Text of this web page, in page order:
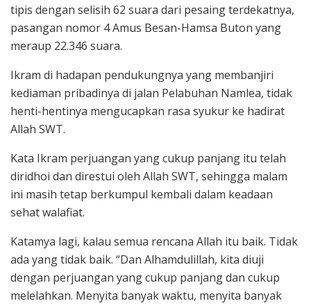
tipis dengan selisih 62 suara dari pesaing terdekatnya,
pasangan nomor 4 Amus Besan-Hamsa Buton yang
meraup 22.346 suara.
Ikram di hadapan pendukungnya yang membanjiri
kediaman pribadinya di jalan Pelabuhan Namlea, tidak
henti-hentinya mengucapkan rasa syukur ke hadirat
Allah SWT.
Kata Ikram perjuangan yang cukup panjang itu telah
diridhoi dan direstui oleh Allah SWT, sehingga malam
ini masih tetap berkumpul kembali dalam keadaan
sehat walafiat.
Katamya lagi, kalau semua rencana Allah itu baik. Tidak
ada yang tidak baik. “Dan Alhamdulillah, kita diuji
dengan perjuangan yang cukup panjang dan cukup
melelahkan. Menyita banyak waktu, menyita banyak